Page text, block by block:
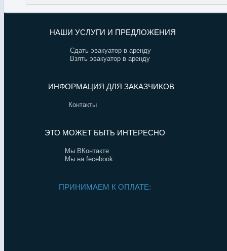
НАШИ УСЛУГИ И ПРЕДЛОЖЕНИЯ
Сдать эвакуатор в аренду
Взять эвакуатор в аренду
ИНФОРМАЦИЯ ДЛЯ ЗАКАЗЧИКОВ
Контакты
ЭТО МОЖЕТ БЫТЬ ИНТЕРЕСНО
Мы ВКонтакте
Мы на fecebook
ПРИНИМАЕМ К ОПЛАТЕ: